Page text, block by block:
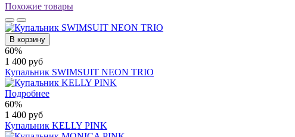
Похожие товары
В корзину
60%
1 400 руб
Купальник SWIMSUIT NEON TRIO
Подробнее
60%
1 400 руб
Купальник KELLY PINK